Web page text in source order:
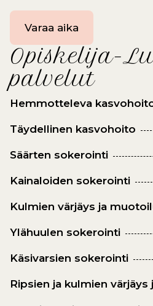
Varaa aika
Opiskelija-
palvelut
Hemmotteleva
Täydellinen kasvohoito
Säärten sokerointi
Kainaloiden sokerointi
Kulmien värjäys ja
Ylähuulen sokerointi
Käsivarsien sokerointi
Ripsien ja kulmien värjäys